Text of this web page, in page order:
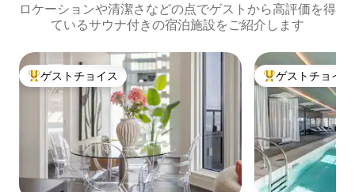
ロケーションや清潔さなどの点でゲストから高評価を得
ているサウナ付きの宿泊施設をご紹介します
大好評のゲストチョイスです。
ゲストチョイス 大好評のゲスト
ゲストチョイス